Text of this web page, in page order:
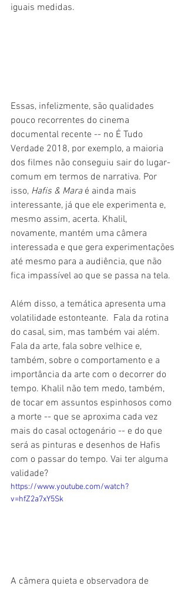
iguais medidas.
Essas, infelizmente, são qualidades
pouco recorrentes do cinema
documental recente -- no É Tudo
Verdade 2018, por exemplo, a maioria
dos filmes não conseguiu sair do lugar-
comum em termos de narrativa. Por
isso, Hafis & Mara é ainda mais
interessante, já que ele experimenta e,
mesmo assim, acerta. Khalil,
novamente, mantém uma câmera
interessada e que gera experimentações
até mesmo para a audiência, que não
fica impassível ao que se passa na tela.
Além disso, a temática apresenta uma
volatilidade estonteante.  Fala da rotina
do casal, sim, mas também vai além.
Fala da arte, fala sobre velhice e,
também, sobre o comportamento e a
importância da arte com o decorrer do
tempo. Khalil não tem medo, também,
de tocar em assuntos espinhosos como
a morte -- que se aproxima cada vez
mais do casal octogenário -- e do que
será as pinturas e desenhos de Hafis
com o passar do tempo. Vai ter alguma
validade?
https://www.youtube.com/watch?
v=hfZ2a7xY5Sk
A câmera quieta e observadora de